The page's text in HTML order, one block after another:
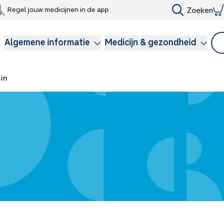
Regel jouw medicijnen in de app Zoeken
Algemene informatie Medicijn & gezondheid
Webshop
Klachtenregeling
Longzorg